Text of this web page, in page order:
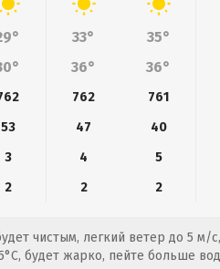
33° 35°
36° 36°
762 761
53 47 40
3 4 5
2 2 2
чистым, легкий ветер до 5 м/
будет жарко, пейте больше